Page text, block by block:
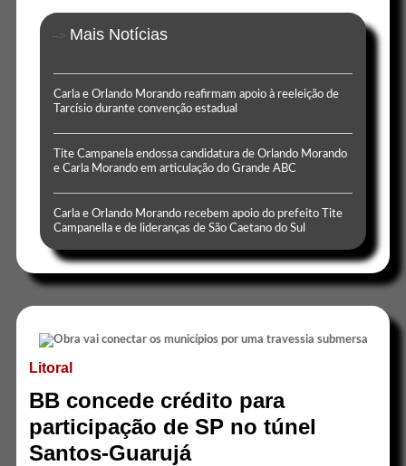
--> Mais Notícias
Carla e Orlando Morando reafirmam apoio à reeleição de
Tarcísio durante convenção estadual
Tite Campanela endossa candidatura de Orlando Morando
e Carla Morando em articulação do Grande ABC
Carla e Orlando Morando recebem apoio do prefeito Tite
Campanella e de lideranças de São Caetano do Sul
Litoral
BB concede crédito para
participação de SP no túnel
Santos-Guarujá